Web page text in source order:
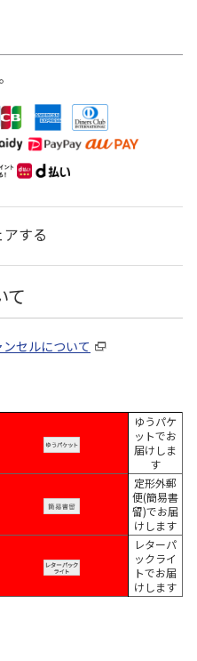
アする
て
セルについて
ゆうパケ
ットでお
届けしま
す
定形外郵
便(簡易書
留)でお届
けします
レターパ
ックライ
トでお届
けします